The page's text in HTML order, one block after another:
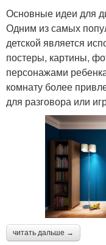
Основные идеи для
Одним из самых
детской является
постеры, картины,
персонажами
комнату более
для разговора или
читать дальше →